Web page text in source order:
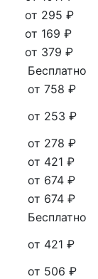
от 295 ₽
от 169 ₽
от 379 ₽
Бесплатно
от 758 ₽
от 253 ₽
от 278 ₽
от 421 ₽
от 674 ₽
от 674 ₽
Бесплатно
от 421 ₽
от 506 ₽